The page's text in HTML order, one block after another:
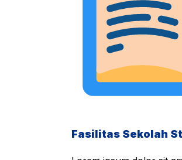
Fasilitas Sekolah